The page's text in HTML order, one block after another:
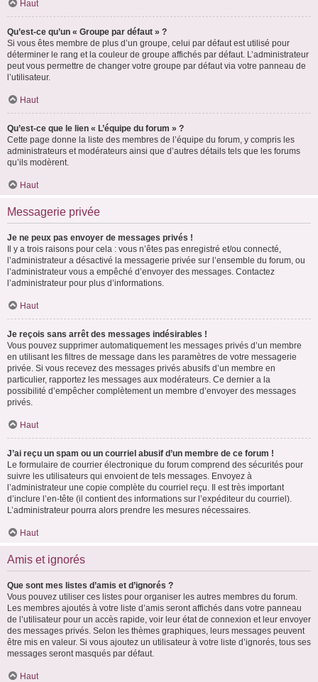
Haut
Qu’est-ce qu’un « Groupe par défaut » ?
Si vous êtes membre de plus d’un groupe, celui par défaut est utilisé pour
déterminer le rang et la couleur de groupe affichés par défaut. L’administrateur
peut vous permettre de changer votre groupe par défaut via votre panneau de
l’utilisateur.
Haut
Qu’est-ce que le lien « L’équipe du forum » ?
Cette page donne la liste des membres de l’équipe du forum, y compris les
administrateurs et modérateurs ainsi que d’autres détails tels que les forums
qu’ils modèrent.
Haut
Messagerie privée
Je ne peux pas envoyer de messages privés !
Il y a trois raisons pour cela : vous n’êtes pas enregistré et/ou connecté,
l’administrateur a désactivé la messagerie privée sur l’ensemble du forum, ou
l’administrateur vous a empêché d’envoyer des messages. Contactez
l’administrateur pour plus d’informations.
Haut
Je reçois sans arrêt des messages indésirables !
Vous pouvez supprimer automatiquement les messages privés d’un membre
en utilisant les filtres de message dans les paramètres de votre messagerie
privée. Si vous recevez des messages privés abusifs d’un membre en
particulier, rapportez les messages aux modérateurs. Ce dernier a la
possibilité d’empêcher complètement un membre d’envoyer des messages
privés.
Haut
J’ai reçu un spam ou un courriel abusif d’un membre de ce forum !
Le formulaire de courrier électronique du forum comprend des sécurités pour
suivre les utilisateurs qui envoient de tels messages. Envoyez à
l’administrateur une copie complète du courriel reçu. Il est très important
d’inclure l’en-tête (il contient des informations sur l’expéditeur du courriel).
L’administrateur pourra alors prendre les mesures nécessaires.
Haut
Amis et ignorés
Que sont mes listes d’amis et d’ignorés ?
Vous pouvez utiliser ces listes pour organiser les autres membres du forum.
Les membres ajoutés à votre liste d’amis seront affichés dans votre panneau
de l’utilisateur pour un accès rapide, voir leur état de connexion et leur envoyer
des messages privés. Selon les thèmes graphiques, leurs messages peuvent
être mis en valeur. Si vous ajoutez un utilisateur à votre liste d’ignorés, tous ses
messages seront masqués par défaut.
Haut